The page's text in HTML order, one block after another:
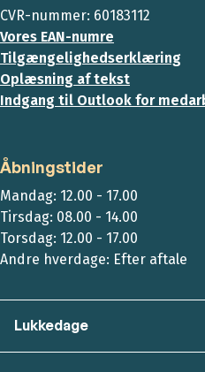
CVR-nummer: 60183112
Vores EAN-numre
Tilgængelighedserklæring
Oplæsning af tekst
Indgang til Outlook for
Åbningstider
Mandag: 12.00 - 17.00
Tirsdag: 08.00 - 14.00
Torsdag: 12.00 - 17.00
Andre hverdage: Efter aftale
Lukkedage